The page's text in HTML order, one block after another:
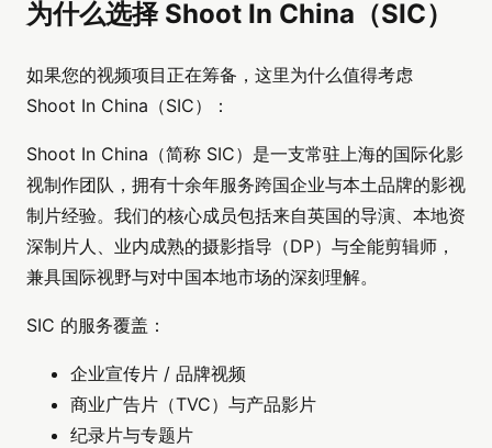
为什么选择 Shoot In China（SIC）
如果您的视频项目正在筹备，这里为什么值得考虑
Shoot In China（SIC）：
Shoot In China（简称 SIC）是一支常驻上海的国际化影
视制作团队，拥有十余年服务跨国企业与本土品牌的影视
制片经验。我们的核心成员包括来自英国的导演、本地资
深制片人、业内成熟的摄影指导（DP）与全能剪辑师，
兼具国际视野与对中国本地市场的深刻理解。
SIC 的服务覆盖：
企业宣传片 / 品牌视频
商业广告片（TVC）与产品影片
纪录片与专题片